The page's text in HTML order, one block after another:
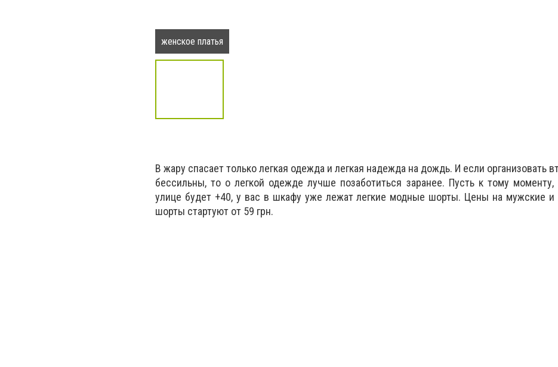
женское платья
В жару спасает только легкая одежда и легкая надежда на дождь. И если организовать
бессильны, то о легкой одежде лучше позаботиться заранее. Пусть к тому моменту,
улице будет +40, у вас в шкафу уже лежат легкие модные шорты. Цены на мужские и
шорты стартуют от 59 грн.